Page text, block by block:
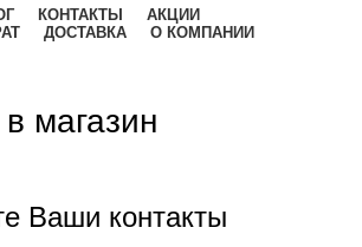
КОНТАКТЫ
АКЦИИ
ДОСТАВКА О КОМПАНИИ
магазин
Ваши контакты